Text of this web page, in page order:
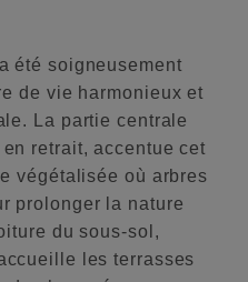
été soigneusement
de vie harmonieux et
La partie centrale
retrait, accentue cet
végétalisée où arbres
prolonger la nature
du sous-sol,
les terrasses